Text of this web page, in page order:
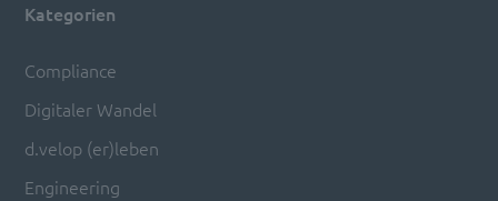
Kategorien
Compliance
Digitaler Wandel
d.velop (er)leben
Engineering